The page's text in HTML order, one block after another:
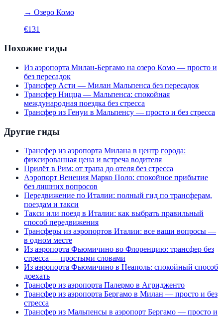
→ Озеро Комо
€131
Похожие гиды
Из аэропорта Милан-Бергамо на озеро Комо — просто и
без пересадок
Трансфер Асти — Милан Мальпенса без пересадок
Трансфер Ницца — Мальпенса: спокойная
международная поездка без стресса
Трансфер из Генуи в Мальпенсу — просто и без стресса
Другие гиды
Трансфер из аэропорта Милана в центр города:
фиксированная цена и встреча водителя
Прилёт в Рим: от трапа до отеля без стресса
Аэропорт Венеция Марко Поло: спокойное прибытие
без лишних вопросов
Передвижение по Италии: полный гид по трансферам,
поездам и такси
Такси или поезд в Италии: как выбрать правильный
способ передвижения
Трансферы из аэропортов Италии: все ваши вопросы —
в одном месте
Из аэропорта Фьюмичино во Флоренцию: трансфер без
стресса — простыми словами
Из аэропорта Фьюмичино в Неаполь: спокойный способ
доехать
Трансфер из аэропорта Палермо в Агридженто
Трансфер из аэропорта Бергамо в Милан — просто и без
стресса
Трансфер из Мальпенсы в аэропорт Бергамо — просто и